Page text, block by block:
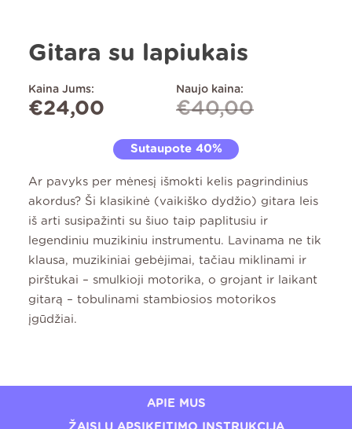
Gitara su lapiukais
Kaina Jums:
€24,00
Naujo kaina:
€40,00
Sutaupote 40%
Ar pavyks per mėnesį išmokti kelis pagrindinius
akordus? Ši klasikinė (vaikiško dydžio) gitara leis
iš arti susipažinti su šiuo taip paplitusiu ir
legendiniu muzikiniu instrumentu. Lavinama ne tik
klausa, muzikiniai gebėjimai, tačiau miklinami ir
pirštukai – smulkioji motorika, o grojant ir laikant
gitarą – tobulinami stambiosios motorikos
įgūdžiai.
APIE MUS